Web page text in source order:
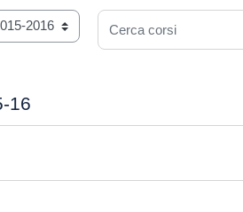
Cerca corsi
16